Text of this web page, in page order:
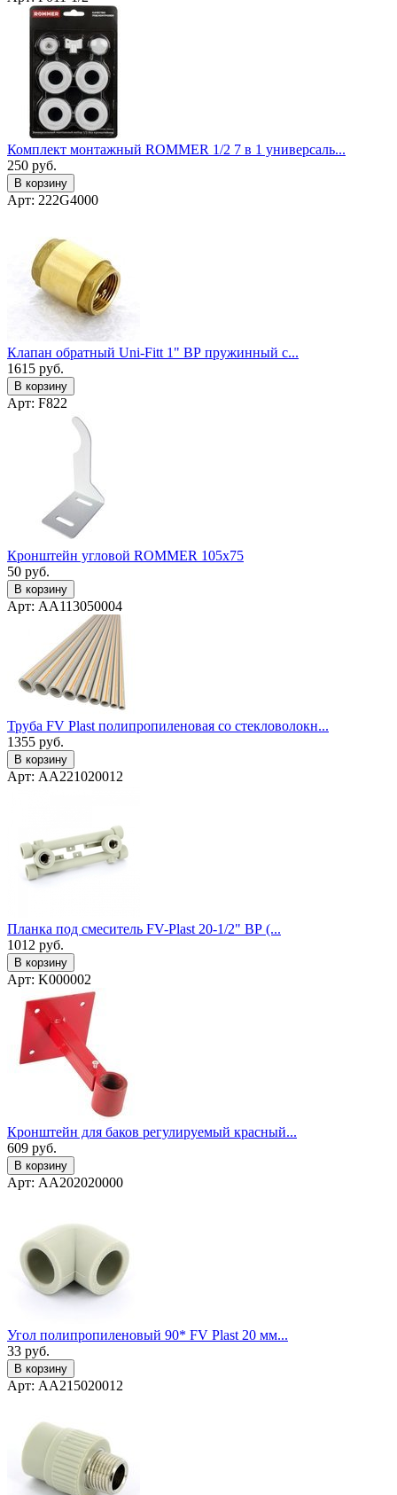
Комплект монтажный ROMMER 1/2 7 в 1 универсаль...
250 руб.
В корзину
Арт: 222G4000
Клапан обратный Uni-Fitt 1" ВР пружинный с...
1615 руб.
В корзину
Арт: F822
Кронштейн угловой ROMMER 105х75
50 руб.
В корзину
Арт: AA113050004
Труба FV Plast полипропиленовая со стекловолокн...
1355 руб.
В корзину
Арт: AA221020012
Планка под смеситель FV-Plast 20-1/2" ВР (...
1012 руб.
В корзину
Арт: K000002
Кронштейн для баков регулируемый красный...
609 руб.
В корзину
Арт: AA202020000
Угол полипропиленовый 90* FV Plast 20 мм...
33 руб.
В корзину
Арт: AA215020012